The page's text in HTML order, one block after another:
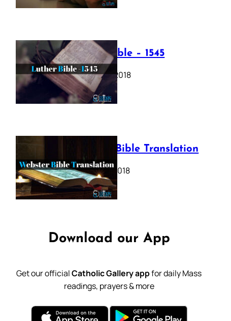
Luther Bible – 1545
October 17, 2018
Webster Bible Translation
October 11, 2018
Download our App
Get our officialCatholic Gallery appfor daily Mass
readings, prayers & more